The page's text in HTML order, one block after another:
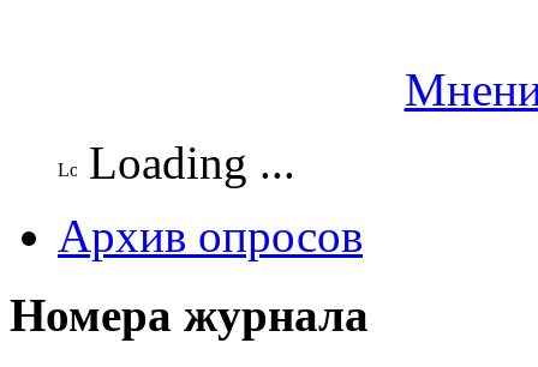
Loading ...
Архив опросов
Номера журнала